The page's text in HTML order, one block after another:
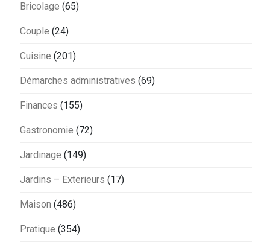
Bricolage (65)
Couple (24)
Cuisine (201)
Démarches administratives (69)
Finances (155)
Gastronomie (72)
Jardinage (149)
Jardins – Exterieurs (17)
Maison (486)
Pratique (354)